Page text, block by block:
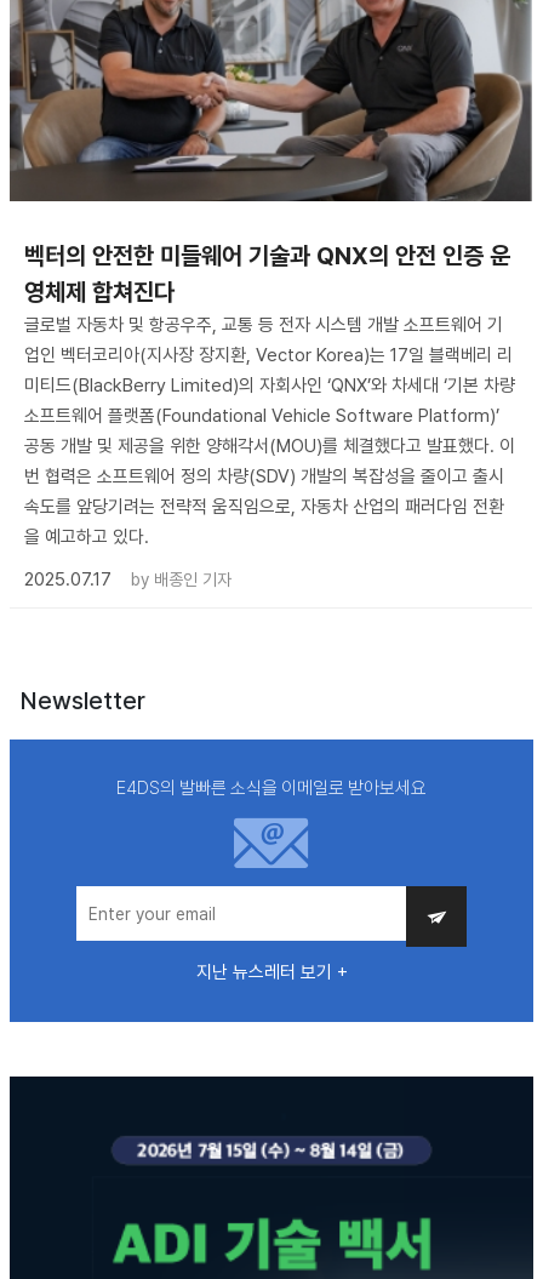
벡터의 안전한 미들웨어 기술과 QNX의 안전 인증 운
영체제 합쳐진다
글로벌 자동차 및 항공우주, 교통 등 전자 시스템 개발 소프트웨어 기
업인 벡터코리아(지사장 장지환, Vector Korea)는 17일 블랙베리 리
미티드(BlackBerry Limited)의 자회사인 ‘QNX’와 차세대 ‘기본 차량
소프트웨어 플랫폼(Foundational Vehicle Software Platform)’
공동 개발 및 제공을 위한 양해각서(MOU)를 체결했다고 발표했다. 이
번 협력은 소프트웨어 정의 차량(SDV) 개발의 복잡성을 줄이고 출시
속도를 앞당기려는 전략적 움직임으로, 자동차 산업의 패러다임 전환
을 예고하고 있다.
2025.07.17
by 배종인 기자
Newsletter
E4DS의 발빠른 소식을 이메일로 받아보세요
지난 뉴스레터 보기 +